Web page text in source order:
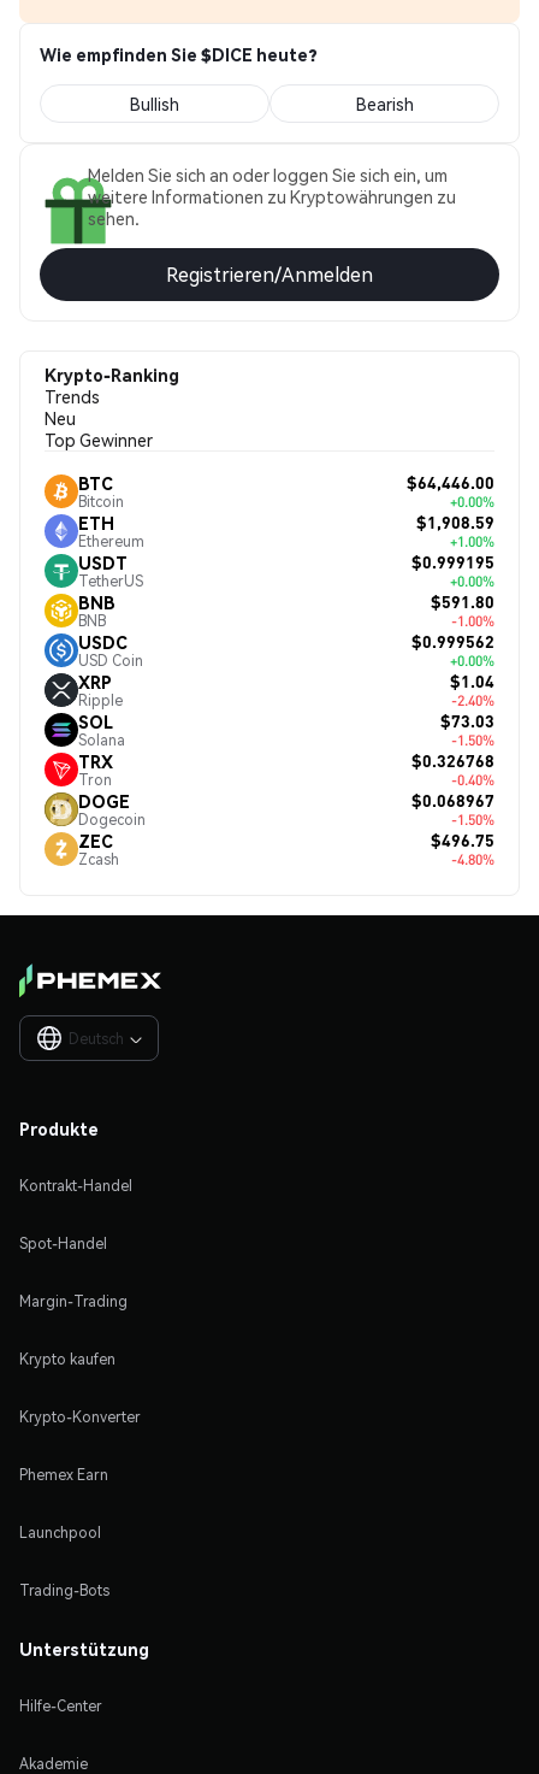
Wie empfinden Sie $DICE heute?
Bullish Bearish
Melden Sie sich an oder loggen Sie sich ein, um
weitere Informationen zu Kryptowährungen zu
sehen.
Registrieren/Anmelden
Krypto-Ranking
Trends
Neu
Top Gewinner
BTC
Bitcoin
$64,446.00
+0.00%
ETH
Ethereum
$1,908.59
+1.00%
USDT
TetherUS
$0.999195
+0.00%
BNB
BNB
$591.80
-1.00%
USDC
USD Coin
$0.999562
+0.00%
XRP
Ripple
$1.04
-2.40%
SOL
Solana
$73.03
-1.50%
TRX
Tron
$0.326768
-0.40%
DOGE
Dogecoin
$0.068967
-1.50%
ZEC
Zcash
$496.75
-4.80%
Deutsch 
Produkte
Kontrakt-Handel
Spot-Handel
Margin-Trading
Krypto kaufen
Krypto-Konverter
Phemex Earn
Launchpool
Trading-Bots
Unterstützung
Hilfe-Center
Akademie